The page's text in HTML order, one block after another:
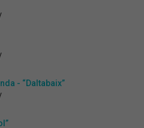
- “Daltabaix”